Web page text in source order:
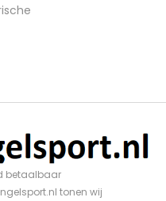
betaalbaar
tonen wij